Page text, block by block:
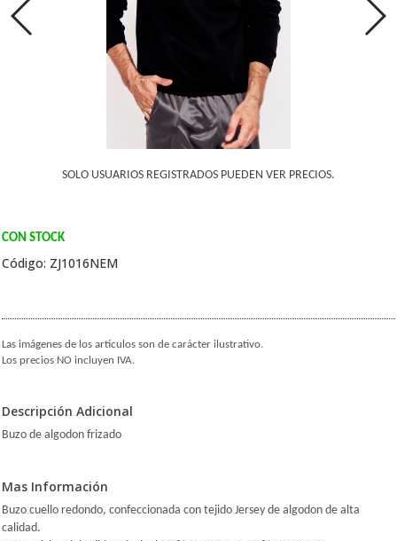
SOLO USUARIOS REGISTRADOS PUEDEN VER PRECIOS.
CON STOCK
Código: ZJ1016NEM
Las imágenes de los artículos son de carácter ilustrativo.
Los precios NO incluyen IVA.
Descripción Adicional
Buzo de algodon frizado
Mas Información
Buzo cuello redondo, confeccionada con tejido Jersey de algodon de alta
calidad.